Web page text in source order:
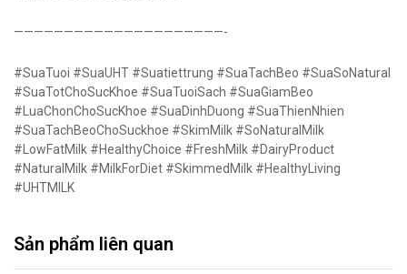
—————————————————————-
#SuaTuoi #SuaUHT #Suatiettrung #SuaTachBeo #SuaSoNatural
#SuaTotChoSucKhoe #SuaTuoiSach #SuaGiamBeo
#LuaChonChoSucKhoe #SuaDinhDuong #SuaThienNhien
#SuaTachBeoChoSuckhoe #SkimMilk #SoNaturalMilk
#LowFatMilk #HealthyChoice #FreshMilk #DairyProduct
#NaturalMilk #MilkForDiet #SkimmedMilk #HealthyLiving
#UHTMILK
Sản phẩm liên quan